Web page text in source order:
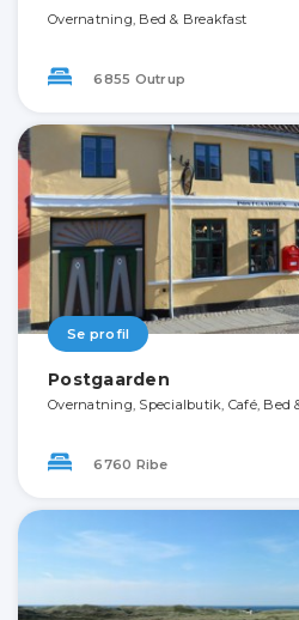
Overnatning, Bed & Breakfast
6855 Outrup
Se profil
Postgaarden
Overnatning, Specialbutik, Café, Bed
6760 Ribe